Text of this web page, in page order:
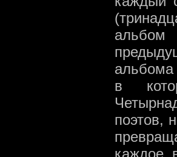
альбом
в
поэтов,
каждое